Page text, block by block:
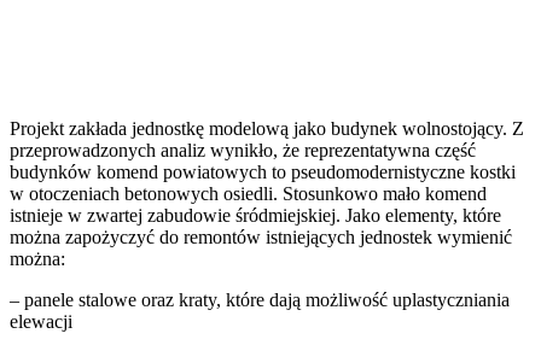
Projekt zakłada jednostkę modelową jako budynek wolnostojący. Z
przeprowadzonych analiz wynikło, że reprezentatywna część
budynków komend powiatowych to pseudomodernistyczne kostki
w otoczeniach betonowych osiedli. Stosunkowo mało komend
istnieje w zwartej zabudowie śródmiejskiej. Jako elementy, które
można zapożyczyć do remontów istniejących jednostek wymienić
można:
– panele stalowe oraz kraty, które dają możliwość uplastyczniania
elewacji